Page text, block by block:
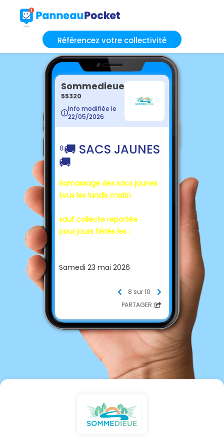
Référencez votre collectivité
Sommedieue
55320
Info modifiée le
22/05/2026
⁸🚚 SACS JAUNES
🚚
Ramassage des sacs jaunes
tous les lundis matin
sauf collecte reportée
pour jours fériés les :
Samedi 23 mai 2026
Sortir les sacs la veille au soir
8 sur 10
PARTAGER